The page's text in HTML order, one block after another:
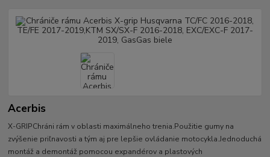
Acerbis
X-GRIPChráni rám v oblasti maximálneho trenia.Použitie gumy na
zvýšenie priľnavosti a tým aj pre lepšie ovládanie motocykla.Jednoduchá
montáž a demontáž pomocou expandérov a plastových